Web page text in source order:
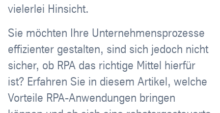
vielerlei Hinsicht.
Sie möchten Ihre Unternehmensprozesse
effizienter gestalten, sind sich jedoch nicht
sicher, ob RPA das richtige Mittel hierfür
ist? Erfahren Sie in diesem Artikel, welche
Vorteile RPA-Anwendungen bringen